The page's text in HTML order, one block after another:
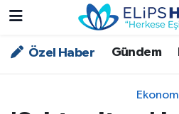
Özel Haber Gündem
Özel Haber
Nöbetçi Eczaneler